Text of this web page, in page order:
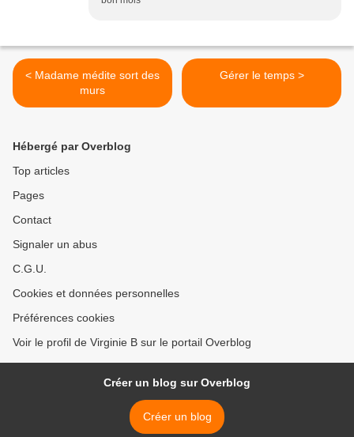
< Madame médite sort des
murs
Gérer le temps >
Hébergé par Overblog
Top articles
Pages
Contact
Signaler un abus
C.G.U.
Cookies et données personnelles
Préférences cookies
Voir le profil de Virginie B sur le portail Overblog
Créer un blog sur Overblog
Créer un blog